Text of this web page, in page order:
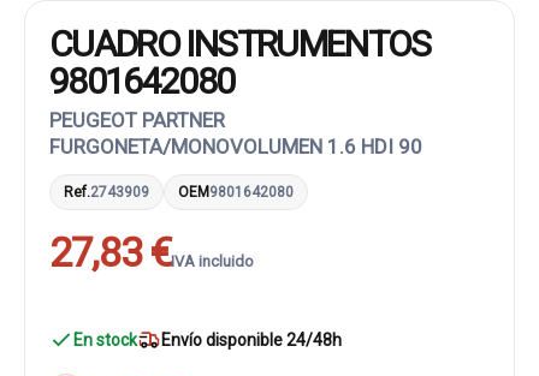
CUADRO INSTRUMENTOS
9801642080
PEUGEOT PARTNER
FURGONETA/MONOVOLUMEN 1.6 HDI 90
Ref.2743909 OEM9801642080
27,83 €IVA incluido
En stock Envío disponible 24/48h